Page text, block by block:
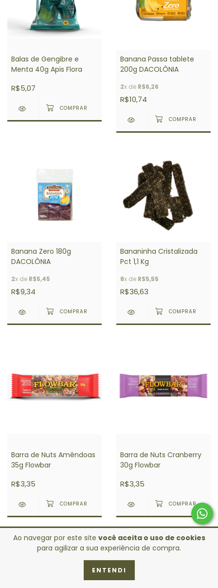
Ao navegar por este site você aceita o uso de cookies
para agilizar a sua experiência de compra.
ENTENDI
Balas de Gengibre e
Menta 40g Apis Flora
R$5,07
Banana Passa tablete
200g DACOLÔNIA
2x de R$6,26
R$10,74
Banana Zero 180g
DACOLÔNIA
2x de R$5,45
R$9,34
Bananinha Cristalizada
Pct 1,1 Kg
8x de R$5,55
R$36,63
Barra de Nuts Amêndoas
35g Flowbar
R$3,35
Barra de Nuts Cranberry
30g Flowbar
R$3,35